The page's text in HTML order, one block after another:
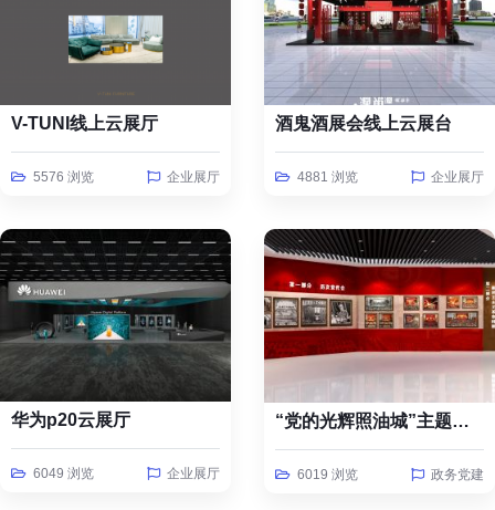
V-TUNI线上云展厅
5576 浏览 企业展厅
酒鬼酒展会线上云展台
4881 浏览 企业展厅
华为p20云展厅
6049 浏览 企业展厅
“党的光辉照油城”主题线上云展览
6019 浏览 政务党建